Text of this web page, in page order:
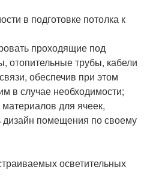
в подготовке потолка к
проходящие под
отопительные трубы, кабели
обеспечив при этом
в случае необходимости;
для ячеек,
помещения по своему
осветительных